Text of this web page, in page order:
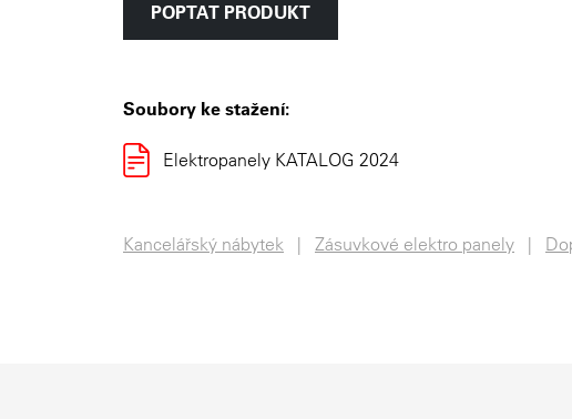
POPTAT PRODUKT
Soubory ke stažení:
Elektropanely KATALOG 2024
Kancelářský nábytek Zásuvkové elektro panely